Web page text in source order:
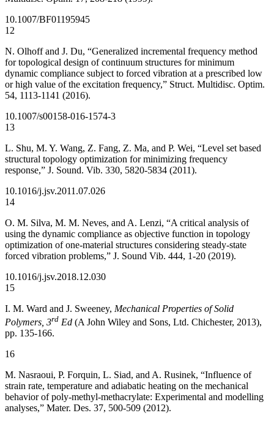
10.1007/BF01195945
12
N. Olhoff and J. Du, “Generalized incremental frequency method
for topological design of continuum structures for minimum
dynamic compliance subject to forced vibration at a prescribed low
or high value of the excitation frequency,” Struct. Multidisc. Optim.
54, 1113-1141 (2016).
10.1007/s00158-016-1574-3
13
L. Shu, M. Y. Wang, Z. Fang, Z. Ma, and P. Wei, “Level set based
structural topology optimization for minimizing frequency
response,” J. Sound. Vib. 330, 5820-5834 (2011).
10.1016/j.jsv.2011.07.026
14
O. M. Silva, M. M. Neves, and A. Lenzi, “A critical analysis of
using the dynamic compliance as objective function in topology
optimization of one-material structures considering steady-state
forced vibration problems,” J. Sound Vib. 444, 1-20 (2019).
10.1016/j.jsv.2018.12.030
15
I. M. Ward and J. Sweeney, Mechanical Properties of Solid
Polymers, 3rd Ed (A John Wiley and Sons, Ltd. Chichester, 2013),
pp. 135-166.
16
M. Nasraoui, P. Forquin, L. Siad, and A. Rusinek, “Influence of
strain rate, temperature and adiabatic heating on the mechanical
behavior of poly-methyl-methacrylate: Experimental and modelling
analyses,” Mater. Des. 37, 500-509 (2012).